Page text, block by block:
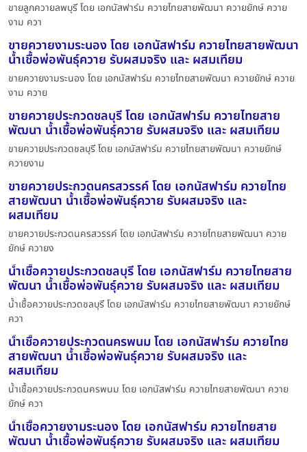
ขายลูกควายลพบุรี โดย เอกนัสฟาร์ม ควายไทยสายพัฒนา ควายยักษ์ ควาย
งาม ควา
ขายควายงามระนอง โดย เอกนัสฟาร์ม ควายไทยสายพัฒนา
น้ำเชื้อพ่อพันธุ์ควาย รับผสมจริง และ ผสมเทียม
ขายควายงามระนอง โดย เอกนัสฟาร์ม ควายไทยสายพัฒนา ควายยักษ์ ควาย
งาม ควาย
ขายควายประกวดชลบุรี โดย เอกนัสฟาร์ม ควายไทยสาย
พัฒนา น้ำเชื้อพ่อพันธุ์ควาย รับผสมจริง และ ผสมเทียม
ขายควายประกวดชลบุรี โดย เอกนัสฟาร์ม ควายไทยสายพัฒนา ควายยักษ์
ควายงาม
ขายควายประกวดนครสวรรค์ โดย เอกนัสฟาร์ม ควายไทย
สายพัฒนา น้ำเชื้อพ่อพันธุ์ควาย รับผสมจริง และ
ผสมเทียม
ขายควายประกวดนครสวรรค์ โดย เอกนัสฟาร์ม ควายไทยสายพัฒนา ควาย
ยักษ์ ควายง
น้ำเชื้อควายประกวดชลบุรี โดย เอกนัสฟาร์ม ควายไทยสาย
พัฒนา น้ำเชื้อพ่อพันธุ์ควาย รับผสมจริง และ ผสมเทียม
น้ำเชื้อควายประกวดชลบุรี โดย เอกนัสฟาร์ม ควายไทยสายพัฒนา ควายยักษ์
ควา
น้ำเชื้อควายประกวดนครพนม โดย เอกนัสฟาร์ม ควายไทย
สายพัฒนา น้ำเชื้อพ่อพันธุ์ควาย รับผสมจริง และ
ผสมเทียม
น้ำเชื้อควายประกวดนครพนม โดย เอกนัสฟาร์ม ควายไทยสายพัฒนา ควาย
ยักษ์ ควา
น้ำเชื้อควายงามระนอง โดย เอกนัสฟาร์ม ควายไทยสาย
พัฒนา น้ำเชื้อพ่อพันธุ์ควาย รับผสมจริง และ ผสมเทียม